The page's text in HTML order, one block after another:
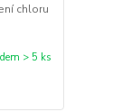
chloru
> 5 ks